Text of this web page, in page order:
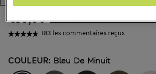
183 les commentaires reçus
€39,00 Tous les prix incluent les taxes et
COULEUR: Bleu De Minuit